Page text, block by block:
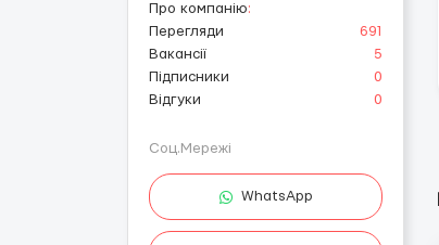
Про компанію:
Перегляди
691
Вакансії
5
Підписники
0
Відгуки
0
Соц.Мережі
WhatsApp